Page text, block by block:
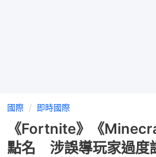
國際 即時國際
《Fortnite》《
點名 涉誤導玩家過度